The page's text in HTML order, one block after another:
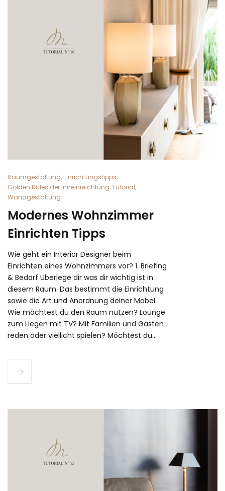
Raumgestaltung, Einrichtungstipps,
Golden Rules der Inneinreichtung,Tutorial,
Wandgestaltung
Modernes Wohnzimmer
Einrichten Tipps
Wie geht ein Interior Designer beim
Einrichten eines Wohnzimmers vor? 1. Briefing
& Bedarf Überlege dir was dir wichtig ist in
diesem Raum. Das bestimmt die Einrichtung
sowie die Art und Anordnung deiner Möbel.
Wie möchtest du den Raum nutzen? Lounge
zum Liegen mit TV? Mit Familien und Gästen
reden oder viellicht spielen? Möchtest du…